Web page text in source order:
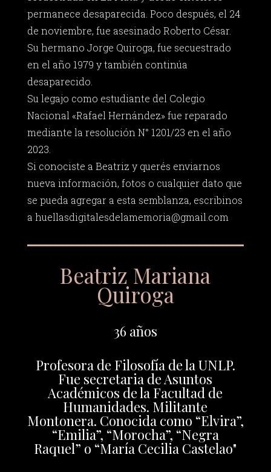
permanece desaparecida. Poco después, el 24
de noviembre, fue asesinado Roberto César.
Su hermano Jorge Quiroga, fue secuestrado
en el año 1979 y también continúa
desaparecido.
Su legajo como estudiante del Colegio
Nacional «Rafael Hernández» fue reparado
mediante la resolución N° 1201/23 en el año
2023.
Si conociste a Beatriz y querés enviarnos
nueva información, fotos o cualquier dato que
se pueda agregar a esta semblanza, escribinos
a huellasdigitalesdelamemoria@gmail.com
Beatriz Mariana
Quiroga
36 años
Profesora de Filosofía de la UNLP.
Fue secretaria de Asuntos
Académicos de la Facultad de
Humanidades. Militante
Montonera. Conocida como “Elvira”,
“Emilia”, “Morocha”, “Negra
Raquel” o “María Cecilia Castelao"